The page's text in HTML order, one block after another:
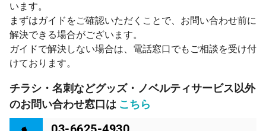
います。
まずはガイドをご確認いただくことで、お問い合わせ前に
解決できる場合がございます。
ガイドで解決しない場合は、電話窓口でもご相談を受け付
けております。
チラシ・名刺などグッズ・ノベルティサービス以外
のお問い合わせ窓口は こちら